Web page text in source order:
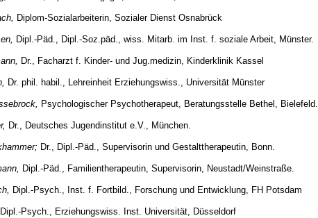
Diplom-Sozialarbeiterin, Sozialer Dienst Osnabrück
Dipl.-Päd., Dipl.-Soz.päd., wiss. Mitarb. im Inst. f. soziale Arbeit, Münster.
Dr., Facharzt f. Kinder- und Jug.medizin, Kinderklinik Kassel
Dr. phil. habil., Lehreinheit Erziehungswiss., Universität Münster
Psychologischer Psychotherapeut, Beratungsstelle Bethel, Bielefeld.
Dr., Deutsches Jugendinstitut e.V., München.
Dr., Dipl.-Päd., Supervisorin und Gestalttherapeutin, Bonn.
Dipl.-Päd., Familientherapeutin, Supervisorin, Neustadt/Weinstraße.
Dipl.-Psych., Inst. f. Fortbild., Forschung und Entwicklung, FH Potsdam
Dipl.-Psych., Erziehungswiss. Inst. Universität, Düsseldorf